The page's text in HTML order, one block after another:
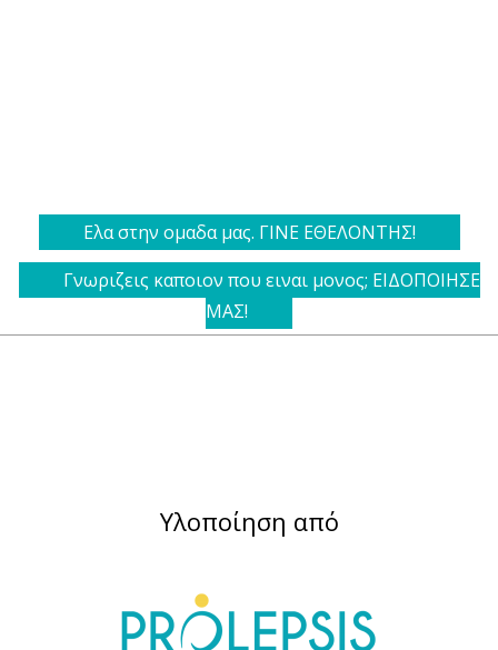
Ελα στην ομαδα μας. ΓΙΝΕ ΕΘΕΛΟΝΤΗΣ!
Γνωριζεις καποιον που ειναι μονος; ΕΙΔΟΠΟΙΗΣΕ
ΜΑΣ!
Υλοποίηση από